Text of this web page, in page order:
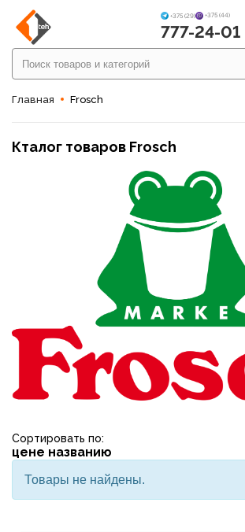
+375 (29) +375 (44)
777-24-01
Главная Frosch
Кталог товаров Frosch
Сортировать по:
цене названию
Товары не найдены.